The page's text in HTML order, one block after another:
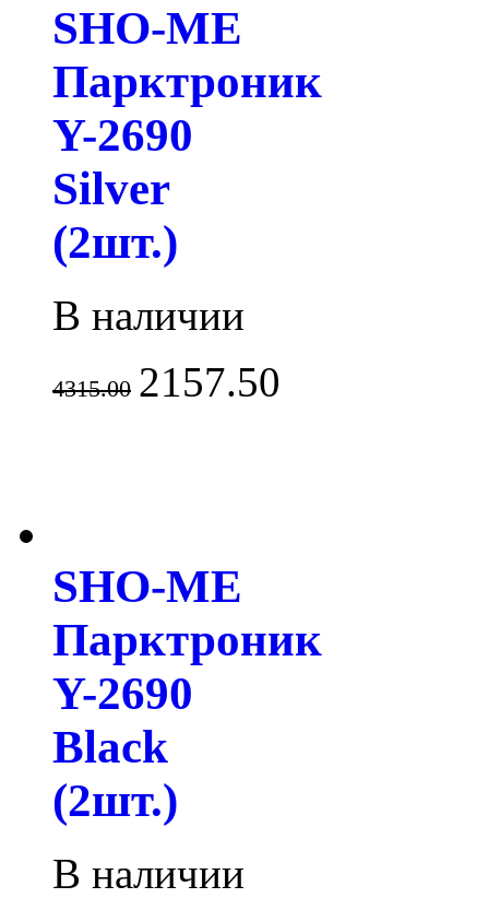
SHO-ME
Парктроник
Y-2690
Silver
(2шт.)
В наличии
4315.00 2157.50
SHO-ME
Парктроник
Y-2690
Black
(2шт.)
В наличии